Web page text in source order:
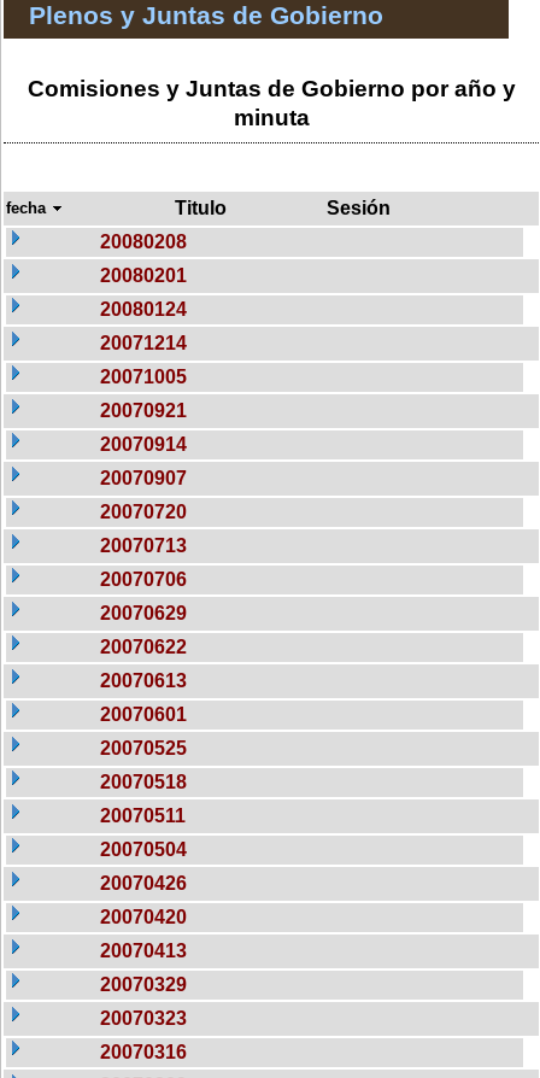
Plenos y Juntas de Gobierno
Comisiones y Juntas de Gobierno por año y
minuta
fecha Titulo
Sesión
20080208
20080201
20080124
20071214
20071005
20070921
20070914
20070907
20070720
20070713
20070706
20070629
20070622
20070613
20070601
20070525
20070518
20070511
20070504
20070426
20070420
20070413
20070329
20070323
20070316